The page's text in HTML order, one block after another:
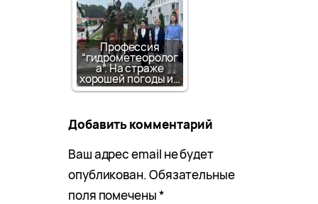
Профессия
“гидрометеоролог
а”. На страже
хорошей погоды и…
Добавить комментарий
Ваш адрес email не будет
опубликован.Обязательные
поля помечены*